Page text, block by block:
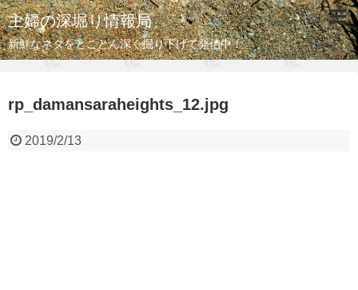
主婦の深堀り情報局
新鮮なネタをとことん深く掘り下げて発信中！
rp_damansaraheights_12.jpg
2019/2/13